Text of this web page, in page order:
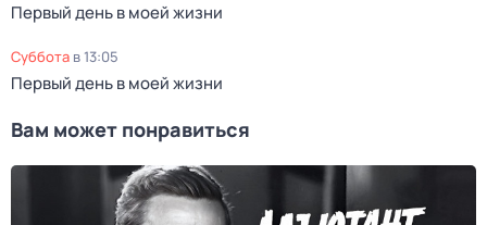
Первый день в моей жизни
суббота в13:05
Первый день в моей жизни
Вам может понравиться